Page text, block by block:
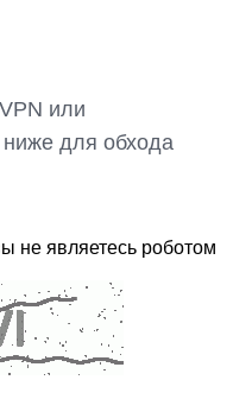
или
для обхода
не являетесь роботом